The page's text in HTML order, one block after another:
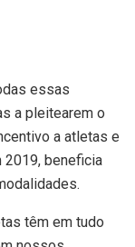
essas
a pleitearem o
a atletas e
2019, beneficia
têm em tudo